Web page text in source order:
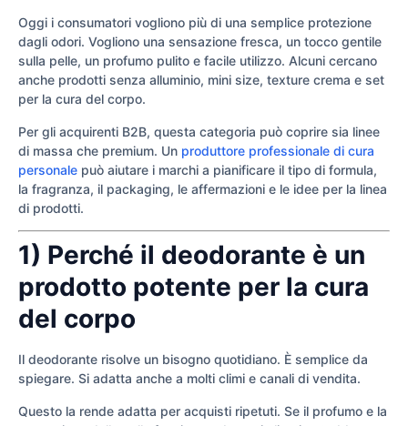
Oggi i consumatori vogliono più di una semplice protezione
dagli odori. Vogliono una sensazione fresca, un tocco gentile
sulla pelle, un profumo pulito e facile utilizzo. Alcuni cercano
anche prodotti senza alluminio, mini size, texture crema e set
per la cura del corpo.
Per gli acquirenti B2B, questa categoria può coprire sia linee
di massa che premium. Un produttore professionale di cura
personale può aiutare i marchi a pianificare il tipo di formula,
la fragranza, il packaging, le affermazioni e le idee per la linea
di prodotti.
1) Perché il deodorante è un
prodotto potente per la cura
del corpo
Il deodorante risolve un bisogno quotidiano. È semplice da
spiegare. Si adatta anche a molti climi e canali di vendita.
Questo la rende adatta per acquisti ripetuti. Se il profumo e la